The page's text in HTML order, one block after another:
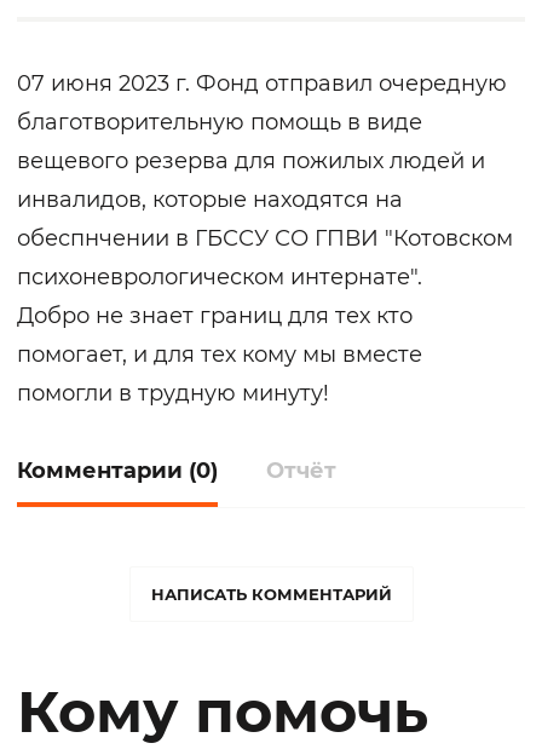
07 июня 2023 г. Фонд отправил очередную
благотворительную помощь в виде
вещевого резерва для пожилых людей и
инвалидов, которые находятся на
обеспнчении в ГБССУ СО ГПВИ "Котовском
психоневрологическом интернате".
Добро не знает границ для тех кто
помогает, и для тех кому мы вместе
помогли в трудную минуту!
Комментарии (0) Отчёт
НАПИСАТЬ КОММЕНТАРИЙ
Кому помочь